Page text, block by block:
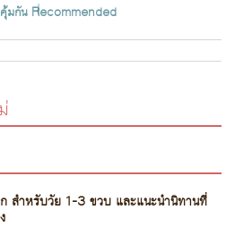
มกัน Recommended
ก สำหรับวัย 1-3 ขวบ และแนะนำนิทานที่